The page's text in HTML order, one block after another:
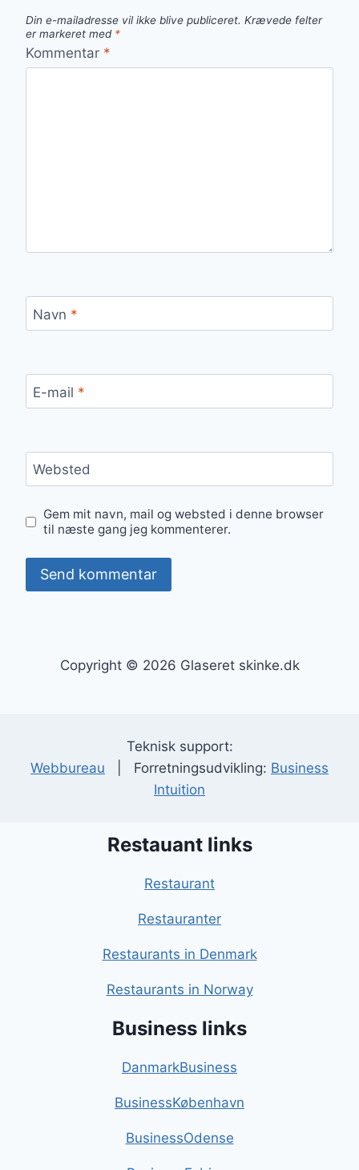
Din e-mailadresse vil ikke blive publiceret. Krævede felter
er markeret med *
Kommentar *
Navn *
E-mail *
Websted
Gem mit navn, mail og websted i denne browser
til næste gang jeg kommenterer.
Copyright © 2026 Glaseret skinke.dk
Teknisk support:
Webbureau | Forretningsudvikling: Business
Intuition
Restauant links
Restaurant
Restauranter
Restaurants in Denmark
Restaurants in Norway
Business links
DanmarkBusiness
BusinessKøbenhavn
BusinessOdense